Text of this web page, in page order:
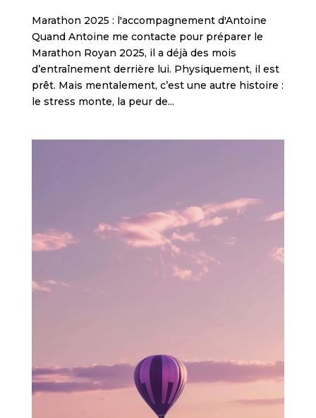
Marathon 2025 : l'accompagnement d'Antoine
Quand Antoine me contacte pour préparer le
Marathon Royan 2025, il a déjà des mois
d’entraînement derrière lui. Physiquement, il est
prêt. Mais mentalement, c’est une autre histoire :
le stress monte, la peur de...